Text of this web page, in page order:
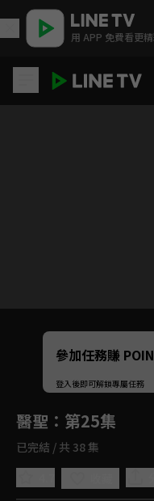
用 APP 免費看更
Unmute
如有不便請見
參加任務賺
登入後即可解鎖專屬任務
醫聖 ：第25集
已完結 / 共 38 集